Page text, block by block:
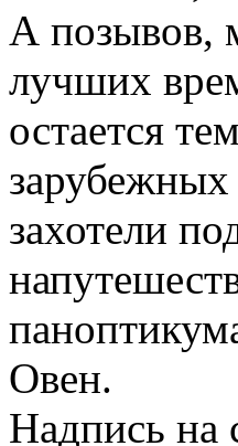
А позывов,
лучших
остается
зарубежных
захотели
Овен.
Надпись на